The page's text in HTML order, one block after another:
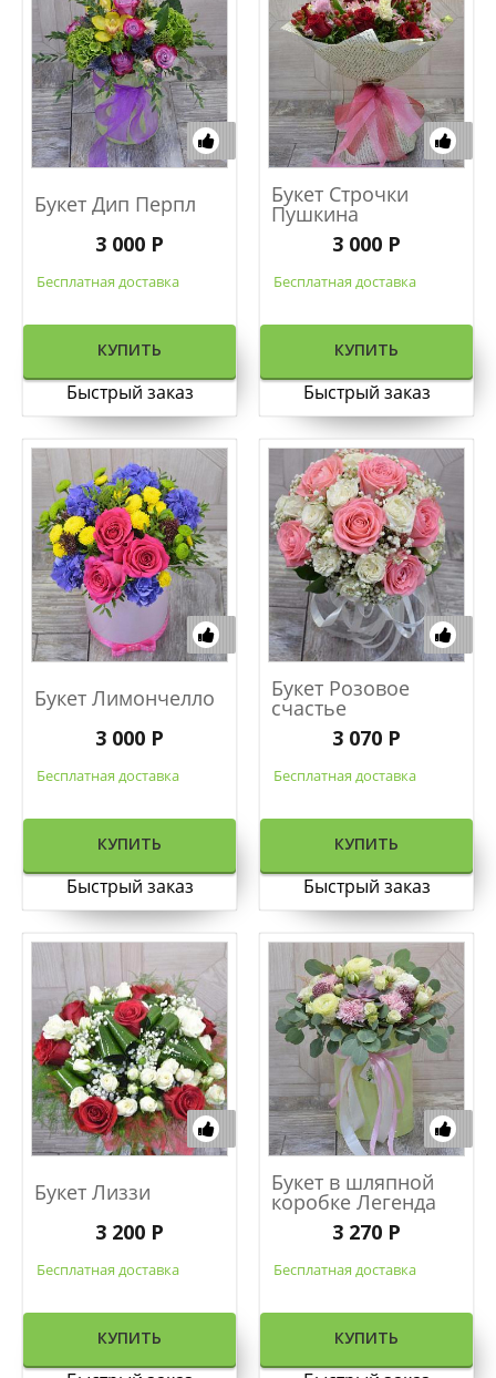
Букет Дип Перпл
3 000 Р
Бесплатная доставка
КУПИТЬ
Быстрый заказ
Букет Строчки
Пушкина
3 000 Р
Бесплатная доставка
КУПИТЬ
Быстрый заказ
Букет Лимончелло
3 000 Р
Бесплатная доставка
КУПИТЬ
Быстрый заказ
Букет Розовое
счастье
3 070 Р
Бесплатная доставка
КУПИТЬ
Быстрый заказ
Букет Лиззи
3 200 Р
Бесплатная доставка
КУПИТЬ
Букет в шляпной
коробке Легенда
3 270 Р
Бесплатная доставка
КУПИТЬ